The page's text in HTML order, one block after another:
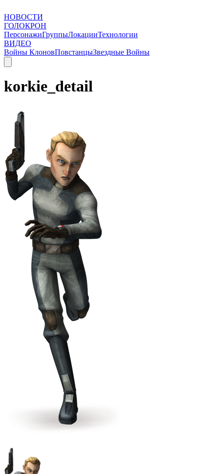
НОВОСТИ
ГОЛОКРОН
ПерсонажиГруппыЛокацииТехнологии
ВИДЕО
Войны КлоновПовстанцыЗвездные Войны
korkie_detail